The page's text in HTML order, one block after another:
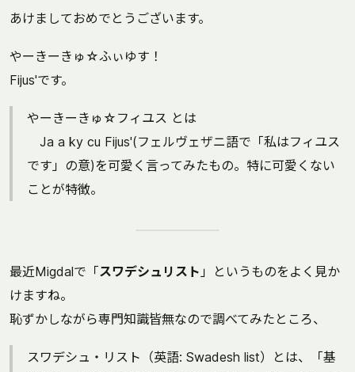
あけましておめでとうございます。
やーきーきゅ☆ふぃゆす！
Fijus'です。
やーきーきゅ☆フィユス とは
Ja a ky cu Fijus'(フェルヴェザニ語で「私はフィユス
です」の意)を可愛く言ってみたもの。特に可愛くない
ことが特徴。
最近Migdalで「スワデシュリスト」というものをよく見か
けますね。
恥ずかしながら専門知識皆無なので調べてみたところ、
スワデシュ・リスト（英語: Swadesh list）とは、「基